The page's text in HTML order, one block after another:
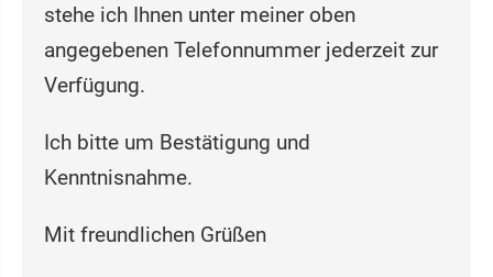
stehe ich Ihnen unter meiner oben
angegebenen Telefonnummer jederzeit zur
Verfügung.
Ich bitte um Bestätigung und
Kenntnisnahme.
Mit freundlichen Grüßen